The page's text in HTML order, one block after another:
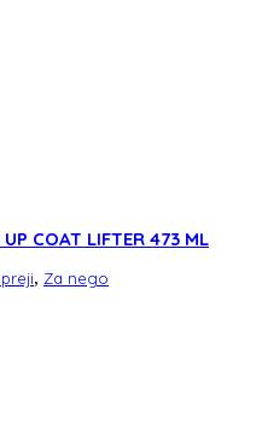
COAT LIFTER 473 ML
, Za nego